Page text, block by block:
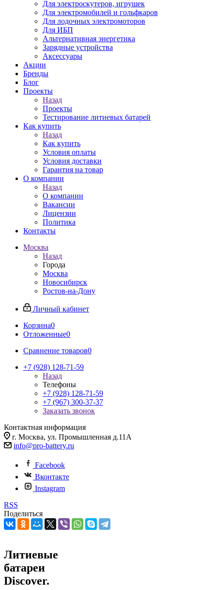
Для электроскутеров, игрушек
Для электромобилей и гольфкаров
Для лодочных электромоторов
Для ИБП
Альтернативная энергетика
Зарядные устройства
Аксессуары
Акции
Бренды
Блог
Проекты
Назад
Проекты
Тестирование литиевых батарей
Как купить
Назад
Как купить
Условия оплаты
Условия доставки
Гарантия на товар
О компании
Назад
О компании
Вакансии
Лицензии
Политика
Контакты
Москва
Назад
Города
Москва
Новосибирск
Ростов-на-Дону
Личный кабинет
Корзина0
Отложенные0
Сравнение товаров0
+7 (928) 128-71-59
Назад
Телефоны
+7 (928) 128-71-59
+7 (967) 300-37-37
Заказать звонок
Контактная информация
г. Москва, ул. Промышленная д.11А
info@pro-battery.ru
Facebook
Вконтакте
Instagram
RSS
Поделиться
Литиевые
батареи
Discover.